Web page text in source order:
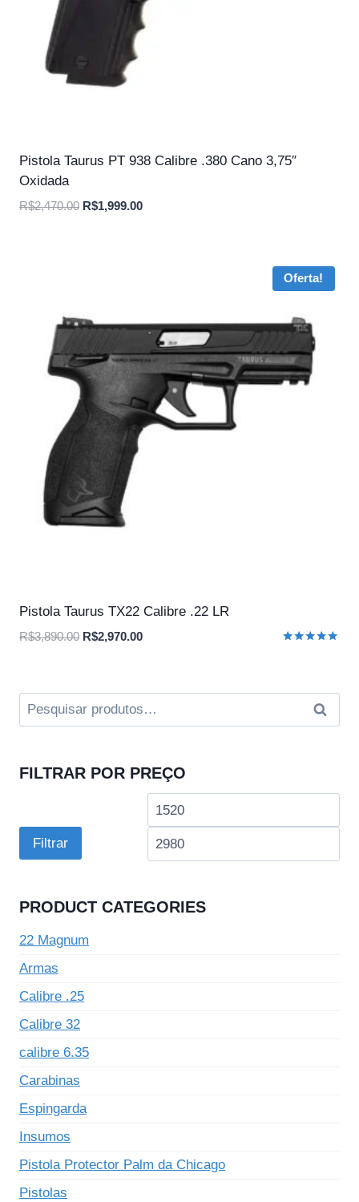
Pistola Taurus PT 938 Calibre .380 Cano 3,75″
Oxidada
R$2,470.00 O
R$1,999.00O
Oferta!
Pistola Taurus TX22 Calibre .22 LR
R$3,890.00 O
era:
R$3,890.00.
R$2,970.00O
é:
R$2,970.00.
Pesquisar
por:
FILTRAR POR PREÇO
Preço
Filtrar
PRODUCT CATEGORIES
22 Magnum
Armas
Calibre .25
Calibre 32
calibre 6.35
Carabinas
Espingarda
Insumos
Pistola Protector Palm da Chicago
Pistolas